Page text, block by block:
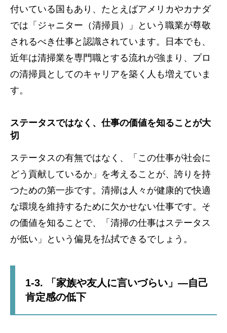
付いている国もあり、たとえばアメリカやカナダ
では「ジャニター（清掃員）」という職業が尊敬
されるべき仕事と認識されています。日本でも、
近年は清掃業を専門職とする流れが強まり、プロ
の清掃員としてのキャリアを築く人も増えていま
す。
ステータスではなく、仕事の価値を知ることが大
切
ステータスの有無ではなく、「この仕事が社会に
どう貢献しているか」を考えることが、誇りを持
つための第一歩です。清掃は人々が健康的で快適
な環境を維持するために欠かせない仕事です。そ
の価値を知ることで、「清掃の仕事はステータス
が低い」という偏見を払拭できるでしょう。
1-3. 「家族や友人に言いづらい」—自己
肯定感の低下